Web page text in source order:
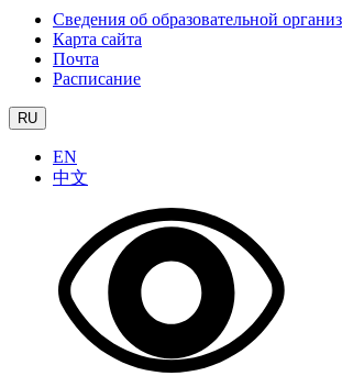
Сведения об образовательной
Карта сайта
Почта
Расписание
RU
EN
中文